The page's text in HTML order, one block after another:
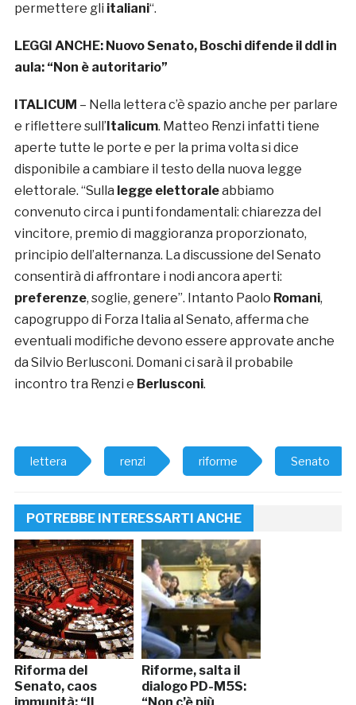
permettere gli italiani“.
LEGGI ANCHE: Nuovo Senato, Boschi difende il ddl in
aula: “Non è autoritario”
ITALICUM – Nella lettera c’è spazio anche per parlare
e riflettere sull’ Italicum. Matteo Renzi infatti tiene
aperte tutte le porte e per la prima volta si dice
disponibile a cambiare il testo della nuova legge
elettorale. “Sulla legge elettoraleabbiamo
convenuto circa i punti fondamentali: chiarezza del
vincitore, premio di maggioranza proporzionato,
principio dell’alternanza. La discussione del Senato
consentirà di affrontare i nodi ancora aperti:
preferenze, soglie, genere”. Intanto Paolo Romani,
capogruppo di Forza Italia al Senato, afferma che
eventuali modifiche devono essere approvate anche
da Silvio Berlusconi. Domani ci sarà il probabile
incontro tra Renzi e Berlusconi.
lettera renzi riforme Senato
POTREBBE INTERESSARTI ANCHE
Riforma del
Senato, caos
Riforme, salta il
dialogo PD-M5S: